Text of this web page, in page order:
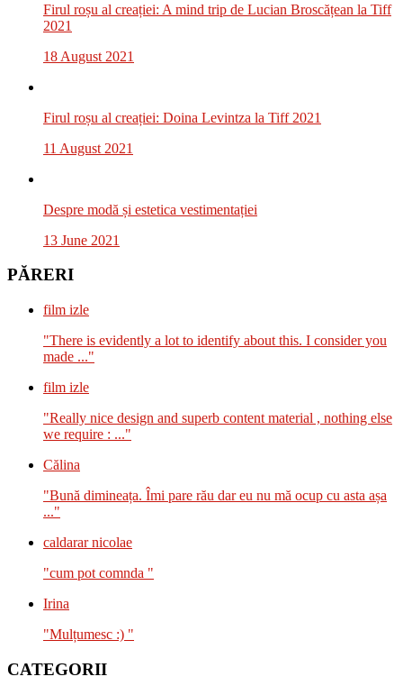
Firul roșu al creației: A mind trip de Lucian Broscățean la Tiff
2021
18 August 2021
Firul roșu al creației: Doina Levintza la Tiff 2021
11 August 2021
Despre modă și estetica vestimentației
13 June 2021
PĂRERI
film izle
"There is evidently a lot to identify about this. I consider you
made ..."
film izle
"Really nice design and superb content material , nothing else
we require : ..."
Călina
"Bună dimineața. Îmi pare rău dar eu nu mă ocup cu asta așa
..."
caldarar nicolae
"cum pot comnda "
Irina
"Mulțumesc :) "
CATEGORII